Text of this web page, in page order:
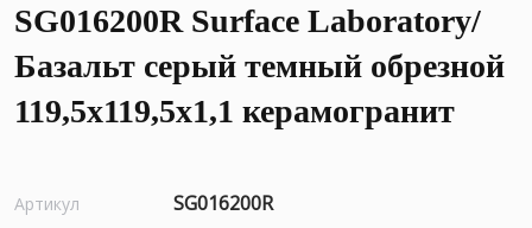
SG016200R Surface Laboratory/
Базальт серый темный обрезной
119,5x119,5x1,1 керамогранит
Артикул SG016200R